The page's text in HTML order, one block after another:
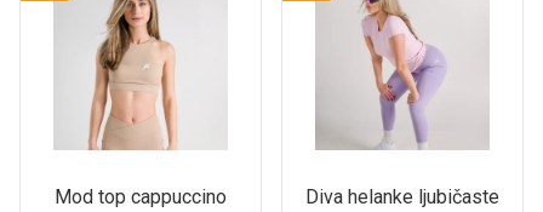
Mod top cappuccino Diva helanke ljubičaste